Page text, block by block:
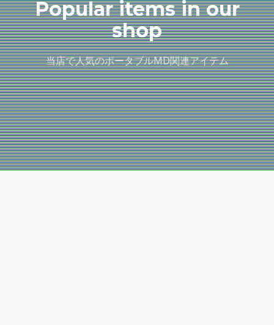
Popular items in our
shop
当店で人気のポータブルMD関連アイテム